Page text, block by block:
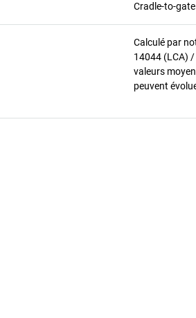
Cradle-to-gate
Calculé par
14044 (LCA)
valeurs
peuvent